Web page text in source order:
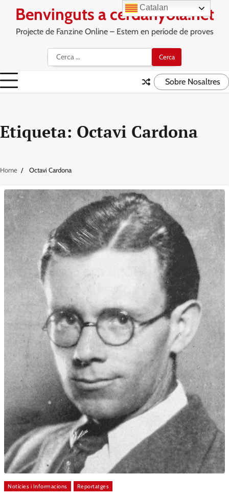
content
Benvinguts a cerdanyola.net
Projecte de Fanzine Online – Estem en període de proves
Cerca:
Sobre Nosaltres
Etiqueta: Octavi Cardona
Home Octavi Cardona
Notícies i Informacions Reportatges
Catalan